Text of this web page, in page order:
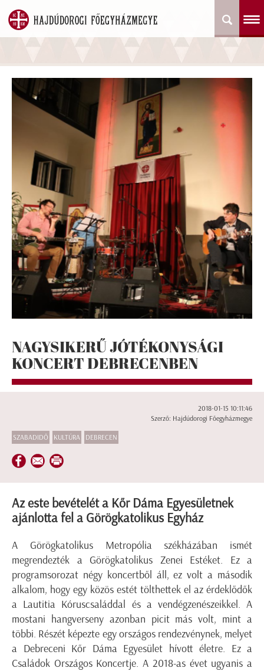
NAGYSIKERŰ JÓTÉKONYSÁGI
KONCERT DEBRECENBEN
2018-01-15 10:11:46
Szerző: Hajdúdorogi Főegyházmegye
SZABADIDŐ KULTÚRA DEBRECEN
Az este bevételét a Kőr Dáma Egyesületnek
ajánlotta fel a Görögkatolikus Egyház
A Görögkatolikus Metropólia székházában ismét
megrendezték a Görögkatolikus Zenei Estéket. Ez a
programsorozat négy koncertből áll, ez volt a második
alkalom, hogy egy közös estét tölthettek el az érdeklődők
a Lautitia Kóruscsaláddal és a vendégzenészeikkel. A
mostani hangverseny azonban picit más volt, mint a
többi. Részét képezte egy országos rendezvénynek, melyet
a Debreceni Kőr Dáma Egyesület hívott életre. Ez a
Családok Országos Koncertje. A 2018-as évet ugyanis a